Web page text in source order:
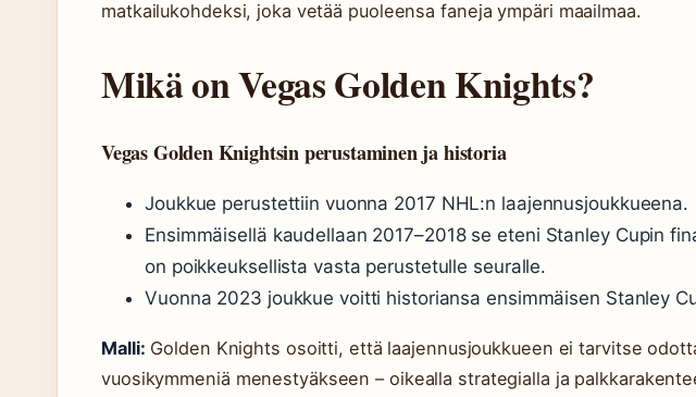
matkailukohdeksi, joka vetää puoleensa faneja ympäri maailmaa.
Mikä on Vegas Golden Knights?
Vegas Golden Knightsin perustaminen ja historia
Joukkue perustettiin vuonna 2017 NHL:n laajennusjoukkueena.
Ensimmäisellä kaudellaan 2017–2018 se eteni Stanley Cupin
on poikkeuksellista vasta perustetulle seuralle.
Vuonna 2023 joukkue voitti historiansa ensimmäisen Stanley
Malli: Golden Knights osoitti, että laajennusjoukkueen ei tarvitse
vuosikymmeniä menestyäkseen – oikealla strategialla ja